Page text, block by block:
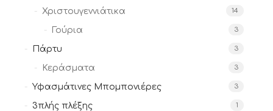
Χριστουγεννιάτικα 14
Γούρια 3
Πάρτυ 3
Κεράσματα 3
Υφασμάτινες Μπομπονιέρες 3
3πλής πλέξης 1